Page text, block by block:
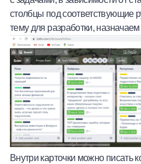
столбцы под соответствующие
тему для разработки,
Внутри карточки можно писать